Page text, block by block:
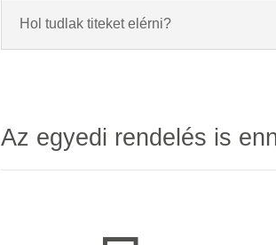
Hol tudlak titeket elérni?
Az egyedi rendelés is